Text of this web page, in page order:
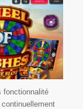
fonctionnalité